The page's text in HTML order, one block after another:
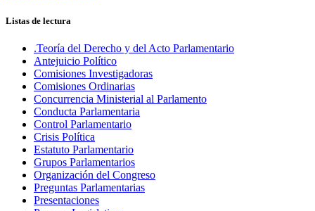
Listas de lectura
.Teoría del Derecho y del Acto Parlamentario
Antejuicio Político
Comisiones Investigadoras
Comisiones Ordinarias
Concurrencia Ministerial al Parlamento
Conducta Parlamentaria
Control Parlamentario
Crisis Política
Estatuto Parlamentario
Grupos Parlamentarios
Organización del Congreso
Preguntas Parlamentarias
Presentaciones